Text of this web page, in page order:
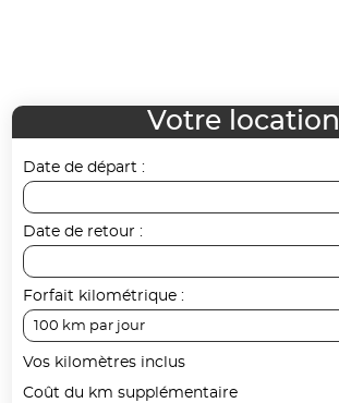
Votre location
Date de départ :
Date de retour :
Forfait kilométrique :
Vos kilomètres inclus
Coût du km supplémentaire